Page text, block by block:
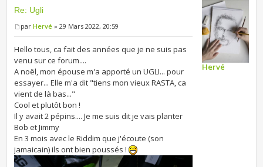
Re: Ugli
parHervé » 29 Mars 2022, 20:59
Hello tous, ca fait des années que je ne suis pas
venu sur ce forum....
A noël, mon épouse m'a apporté un UGLI... pour
essayer... Elle m'a dit "tiens mon vieux RASTA, ca
vient de là bas..."
Cool et plutôt bon !
Il y avait 2 pépins.... Je me suis dit je vais planter
Bob et Jimmy
En 3 mois avec le Riddim que j'écoute (son
jamaicain) ils ont bien poussés !
Hervé